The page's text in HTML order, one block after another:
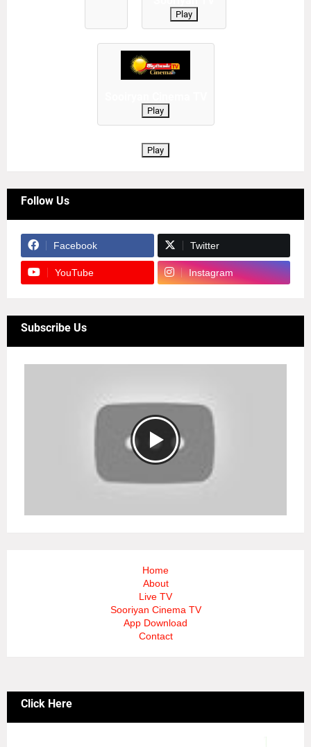
Play
Play
Play
Follow Us
Facebook Twitter
YouTube Instagram
Subscribe Us
Home
About
Live TV
Sooriyan Cinema TV
App Download
Contact
Click Here